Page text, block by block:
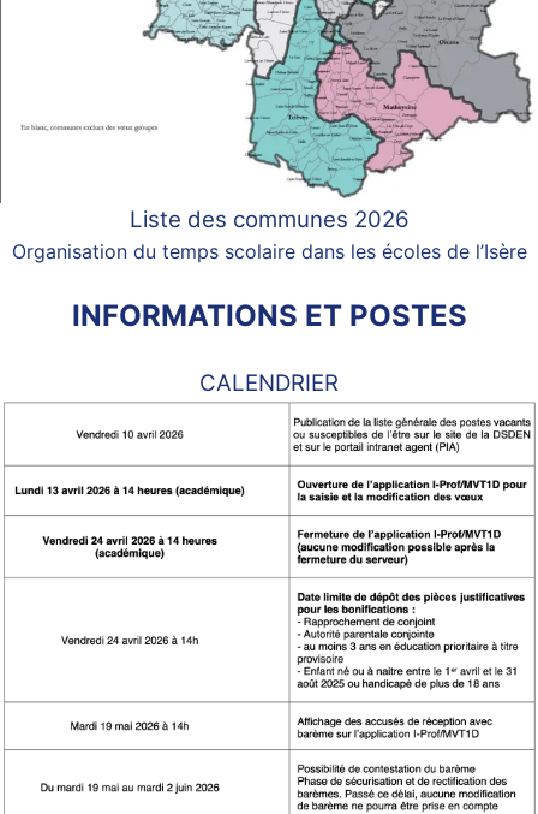
Liste des communes 2026
Organisation du temps scolaire dans les écoles de l’Isère
INFORMATIONS ET POSTES
CALENDRIER